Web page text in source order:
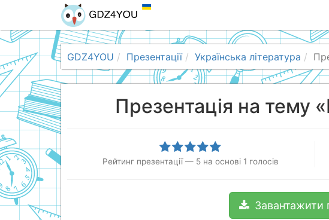
GDZ4YOU Презентації Українська література
Презентація на тему
Рейтинг презентації — 5 на основі 1 голосів
Завантажити